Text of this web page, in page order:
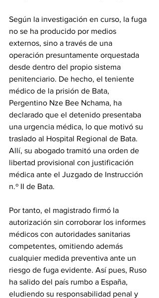
Según la investigación en curso, la fuga
no se ha producido por medios
externos, sino a través de una
operación presuntamente orquestada
desde dentro del propio sistema
penitenciario. De hecho, el teniente
médico de la prisión de Bata,
Pergentino Nze Bee Nchama, ha
declarado que el detenido presentaba
una urgencia médica, lo que motivó su
traslado al Hospital Regional de Bata.
Allí, su abogado tramitó una orden de
libertad provisional con justificación
médica ante el Juzgado de Instrucción
n.º II de Bata.
Por tanto, el magistrado firmó la
autorización sin corroborar los informes
médicos con autoridades sanitarias
competentes, omitiendo además
cualquier medida preventiva ante un
riesgo de fuga evidente. Así pues, Ruso
ha salido del país rumbo a España,
eludiendo su responsabilidad penal y